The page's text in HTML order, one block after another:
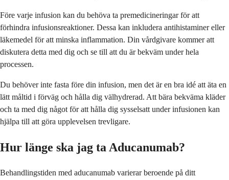
Före varje infusion kan du behöva ta premedicineringar för att
förhindra infusionsreaktioner. Dessa kan inkludera antihistaminer eller
läkemedel för att minska inflammation. Din vårdgivare kommer att
diskutera detta med dig och se till att du är bekväm under hela
processen.
Du behöver inte fasta före din infusion, men det är en bra idé att äta en
lätt måltid i förväg och hålla dig välhydrerad. Att bära bekväma kläder
och ta med dig något för att hålla dig sysselsatt under infusionen kan
hjälpa till att göra upplevelsen trevligare.
Hur länge ska jag ta Aducanumab?
Behandlingstiden med aducanumab varierar beroende på ditt